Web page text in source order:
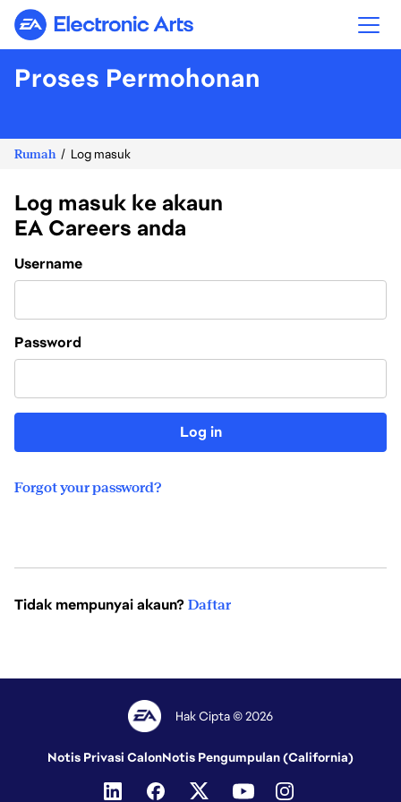
Electronic Arts
Proses Permohonan
Rumah Log masuk
Log masuk ke akaun
EA Careers anda
Login
Username
Password
Log in
Forgot your password?
Tidak mempunyai akaun? Daftar
Hak Cipta © 2026
Notis Privasi CalonNotis Pengumpulan (California)